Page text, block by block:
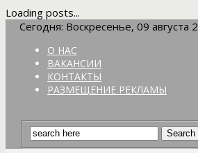
Loading posts...
Сегодня: Воскресенье, 09 августа
О НАС
ВАКАНСИИ
КОНТАКТЫ
РАЗМЕЩЕНИЕ РЕКЛАМЫ